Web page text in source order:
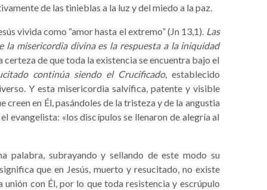
de las tinieblas a la luz y del miedo a la paz.
vivida como “amor hasta el extremo” (Jn 13,1). Las
la misericordia divina es la respuesta a la iniquidad
de que toda la existencia se encuentra bajo el
continúa siendo el Crucificado, establecido
Y esta misericordia salvífica, patente y visible
creen en Él, pasándoles de la tristeza y de la angustia
evangelista: «los discípulos se llenaron de alegría al
subrayando y sellando de este modo su
que en Jesús, muerto y resucitado, no existe
con Él, por lo que toda resistencia y escrúpulo